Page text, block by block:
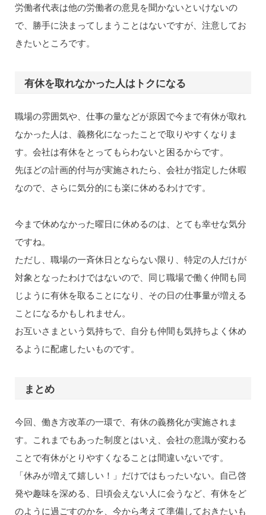
労働者代表は他の労働者の意見を聞かないといけないの
で、勝手に決まってしまうことはないですが、注意してお
きたいところです。
有休を取れなかった人はトクになる
職場の雰囲気や、仕事の量などが原因で今まで有休が取れ
なかった人は、義務化になったことで取りやすくなりま
す。会社は有休をとってもらわないと困るからです。
先ほどの計画的付与が実施されたら、会社が指定した休暇
なので、さらに気分的にも楽に休めるわけです。
今まで休めなかった曜日に休めるのは、とても幸せな気分
ですね。
ただし、職場の一斉休日とならない限り、特定の人だけが
対象となったわけではないので、同じ職場で働く仲間も同
じように有休を取ることになり、その日の仕事量が増える
ことになるかもしれません。
お互いさまという気持ちで、自分も仲間も気持ちよく休め
るように配慮したいものです。
まとめ
今回、働き方改革の一環で、有休の義務化が実施されま
す。これまでもあった制度とはいえ、会社の意識が変わる
ことで有休がとりやすくなることは間違いないです。
「休みが増えて嬉しい！」だけではもったいない。自己啓
発や趣味を深める、日頃会えない人に会うなど、有休をど
のように過ごすのかを、今から考えて準備しておきたいも